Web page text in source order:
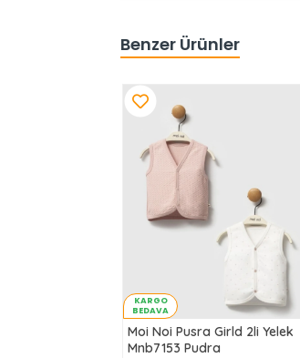
Benzer Ürünler
KARGO
BEDAVA
Moi Noi Pusra Girld 2li Yelek
Mnb7153 Pudra